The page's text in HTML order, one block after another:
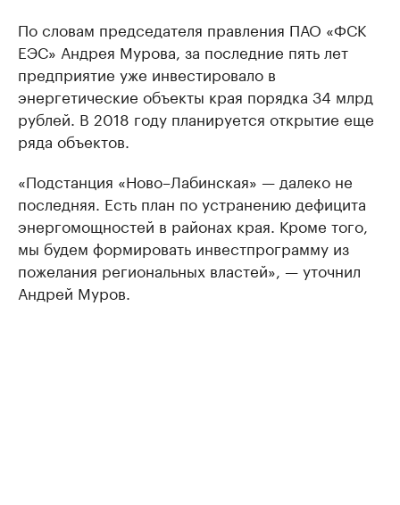
По словам председателя правления ПАО «ФСК
ЕЭС» Андрея Мурова, за последние пять лет
предприятие уже инвестировало в
энергетические объекты края порядка 34 млрд
рублей. В 2018 году планируется открытие еще
ряда объектов.
«Подстанция «Ново–Лабинская» — далеко не
последняя. Есть план по устранению дефицита
энергомощностей в районах края. Кроме того,
мы будем формировать инвестпрограмму из
пожелания региональных властей», — уточнил
Андрей Муров.